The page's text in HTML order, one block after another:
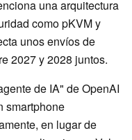
una arquitectura
como pKVM y
unos envíos de
2027 y 2028 juntos.
de IA" de OpenAI
smartphone
en lugar de